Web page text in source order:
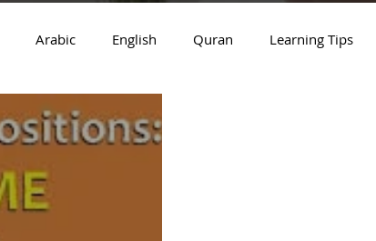
Arabic English Quran Learning Tips